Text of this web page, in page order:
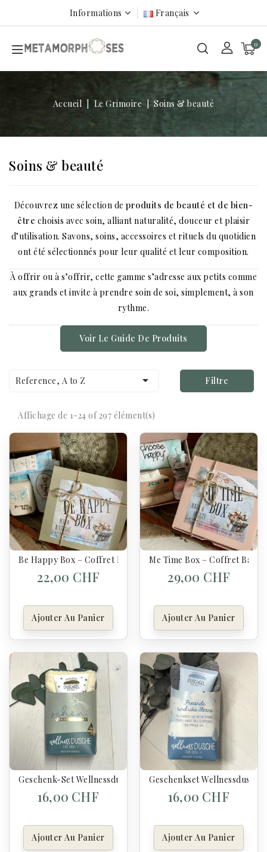
Informations Français
0
Accueil Le Grimoire Soins & beauté
Soins & beauté
Découvrez une sélection deproduits de beauté et de bien-
être choisis avec soin, alliant naturalité, douceur et plaisir
d’utilisation. Savons, soins, accessoires et rituels du quotidien
ont été sélectionnés pour leur qualité et leur composition.
À offrir ou à s’offrir, cette gamme s’adresse aux petits comme
aux grands et invite à prendre soin de soi, simplement, à son
rythme.
Voir Le Guide De Produits
Reference, A to Z  Filtre
Affichage de 1-24 of 297 élément(s)
Be Happy Box – Coffret Mains & Douceur
22,00 CHF
Ajouter Au Panier
Me Time Box – Coffret Bain
29,00 CHF
Ajouter Au Panier
Geschenk-Set Wellnessdusche - Schön, Dass Es Dich Gibt
16,00 CHF
Ajouter Au Panier
Geschenkset
16,00 CHF
Ajouter Au Panier